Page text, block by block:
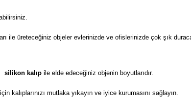
ile üreteceğiniz objeler evlerinizde ve ofislerinizde çok şık
silikon kalıp ile elde edeceğiniz objenin boyutlarıdır.
kalıplarınızı mutlaka yıkayın ve iyice kurumasını sağlayın.